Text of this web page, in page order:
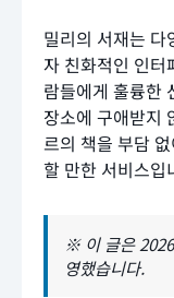
밀리의 서재는 다
자 친화적인 인터
람들에게 훌륭한
장소에 구애받지
르의 책을 부담
할 만한 서비스입
※ 이 글은
영했습니다.